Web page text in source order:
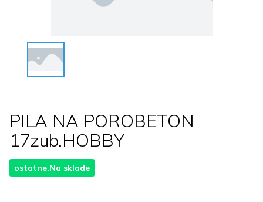
PILA NA POROBETON
17zub.HOBBY
ostatne.Na sklade